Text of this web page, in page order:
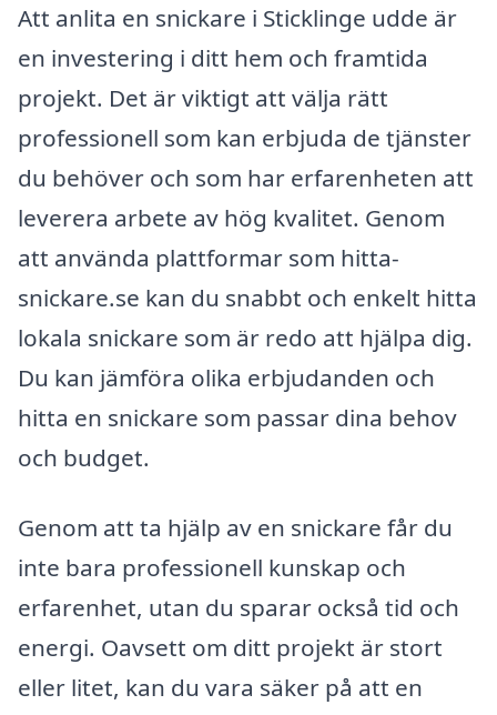
Att anlita en snickare i Sticklinge udde är
en investering i ditt hem och framtida
projekt. Det är viktigt att välja rätt
professionell som kan erbjuda de tjänster
du behöver och som har erfarenheten att
leverera arbete av hög kvalitet. Genom
att använda plattformar som hitta-
snickare.se kan du snabbt och enkelt hitta
lokala snickare som är redo att hjälpa dig.
Du kan jämföra olika erbjudanden och
hitta en snickare som passar dina behov
och budget.
Genom att ta hjälp av en snickare får du
inte bara professionell kunskap och
erfarenhet, utan du sparar också tid och
energi. Oavsett om ditt projekt är stort
eller litet, kan du vara säker på att en